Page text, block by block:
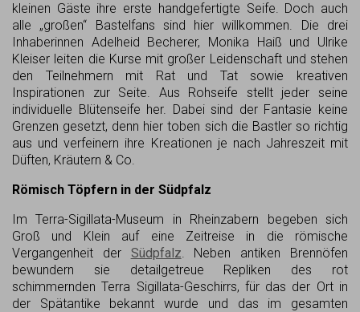
kleinen Gäste ihre erste handgefertigte Seife. Doch auch
alle „großen“ Bastelfans sind hier willkommen. Die drei
Inhaberinnen Adelheid Becherer, Monika Haiß und Ulrike
Kleiser leiten die Kurse mit großer Leidenschaft und stehen
den Teilnehmern mit Rat und Tat sowie kreativen
Inspirationen zur Seite. Aus Rohseife stellt jeder seine
individuelle Blütenseife her. Dabei sind der Fantasie keine
Grenzen gesetzt, denn hier toben sich die Bastler so richtig
aus und verfeinern ihre Kreationen je nach Jahreszeit mit
Düften, Kräutern & Co.
Römisch Töpfern in der Südpfalz
Im Terra-Sigillata-Museum in Rheinzabern begeben sich
Groß und Klein auf eine Zeitreise in die römische
Vergangenheit der Südpfalz. Neben antiken Brennöfen
bewundern sie detailgetreue Repliken des rot
schimmernden Terra Sigillata-Geschirrs, für das der Ort in
der Spätantike bekannt wurde und das im gesamten